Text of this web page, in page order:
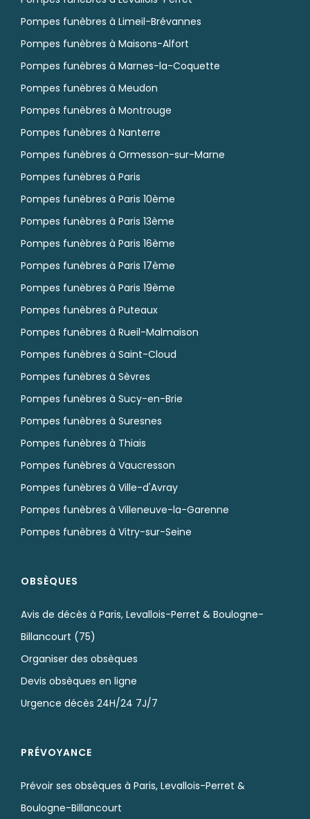
Pompes funèbres à Limeil-Brévannes
Pompes funèbres à Maisons-Alfort
Pompes funèbres à Marnes-la-Coquette
Pompes funèbres à Meudon
Pompes funèbres à Montrouge
Pompes funèbres à Nanterre
Pompes funèbres à Ormesson-sur-Marne
Pompes funèbres à Paris
Pompes funèbres à Paris 10ème
Pompes funèbres à Paris 13ème
Pompes funèbres à Paris 16ème
Pompes funèbres à Paris 17ème
Pompes funèbres à Paris 19ème
Pompes funèbres à Puteaux
Pompes funèbres à Rueil-Malmaison
Pompes funèbres à Saint-Cloud
Pompes funèbres à Sèvres
Pompes funèbres à Sucy-en-Brie
Pompes funèbres à Suresnes
Pompes funèbres à Thiais
Pompes funèbres à Vaucresson
Pompes funèbres à Ville-d'Avray
Pompes funèbres à Villeneuve-la-Garenne
Pompes funèbres à Vitry-sur-Seine
OBSÈQUES
Avis de décès à Paris, Levallois-Perret & Boulogne-
Billancourt (75)
Organiser des obsèques
Devis obsèques en ligne
Urgence décès 24H/24 7J/7
PRÉVOYANCE
Prévoir ses obsèques à Paris, Levallois-Perret &
Boulogne-Billancourt